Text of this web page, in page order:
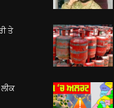
ਤੇ